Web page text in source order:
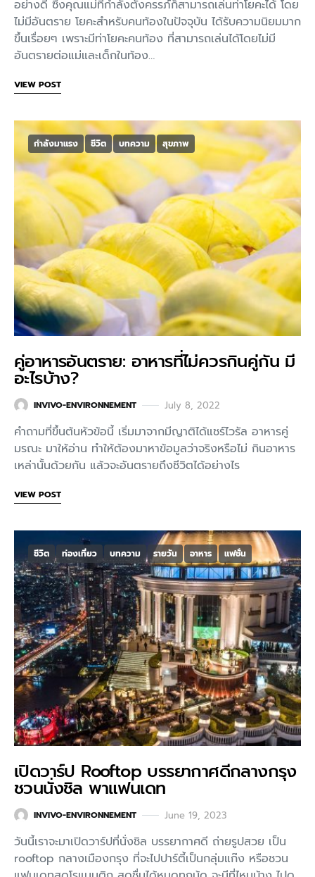
อย่างดี ซึ่งคุณแม่ที่กำลังตั้งครรภ์ก็สามารถเล่นท่าโยคะได้ โดย
ไม่มีอันตราย โยคะสำหรับคนท้องในปัจจุบัน ได้รับความนิยมมาก
ขึ้นเรื่อยๆ เพราะมีท่าโยคะคนท้อง ที่สามารถเล่นได้โดยไม่มี
อันตรายต่อแม่และเด็กในท้อง…
VIEW POST
กำลังมาแรง ชีวิต บทความ สุขภาพ
คู่อาหารอันตราย: อาหารที่ไม่ควรกินคู่กัน มี
อะไรบ้าง?
INVIVO-ENVIRONNEMENT July 8, 2022
คำถามที่ขึ้นต้นหัวข้อนี้ เริ่มมาจากมีญาติได้แชร์ไวรัล อาหารคู่
มรณะ มาให้อ่าน ทำให้ต้องมาหาข้อมูลว่าจริงหรือไม่ กินอาหาร
เหล่านั้นด้วยกัน แล้วจะอันตรายถึงชีวิตได้อย่างไร
VIEW POST
ชีวิต ท่องเที่ยว บทความ รายวัน อาหาร แฟชั่น
เปิดวาร์ป Rooftop บรรยากาศดีกลางกรุง
ชวนนั่งชิล พาแฟนเดท
INVIVO-ENVIRONNEMENT June 19, 2023
วันนี้เราจะมาเปิดวาร์ปที่นั่งชิล บรรยากาศดี ถ่ายรูปสวย เป็น
rooftop กลางเมืองกรุง ที่จะไปปาร์ตี้เป็นกลุ่มแก๊ง หรือชวน